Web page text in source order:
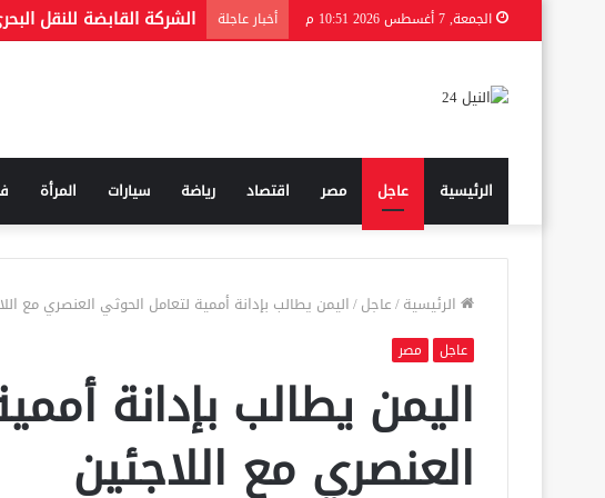
الجمعة, 7 أغسطس 2026 10:51 م أخبار عاجلة إيران تعلق لأول مرة على
الرئيسية عاجل مصر اقتصاد رياضة سيارات المرأة
الرئيسية/عاجل/اليمن يطالب بإدانة أممية لتعامل الحوثي العنصري مع
عاجل مصر
اليمن يطالب بإدانة
العنصري مع اللاجئين